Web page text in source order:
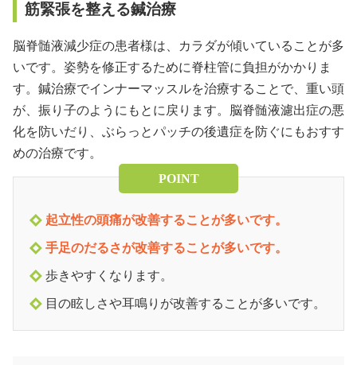
筋緊張を整える鍼治療
脳脊髄液減少症の患者様は、カラダが傾いていることが多
いです。姿勢を修正するために脊柱管に負担がかかりま
す。鍼治療でインナーマッスルを治療することで、重い頭
が、振り子のようにもとに戻ります。脳脊髄液濾出症の悪
化を防いだり、ぶらっとパッチの後遺症を防ぐにもおすす
めの治療です。
POINT
起立性の頭痛が改善することが多いです。
手足のだるさが改善することが多いです。
歩きやすくなります。
目の眩しさや耳鳴りが改善することが多いです。